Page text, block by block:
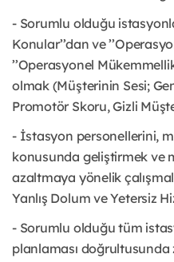
- Sorumlu olduğu
Konular’’dan ve
’’Operasyonel
olmak (Müşterinin Sesi;
Promotör Skoru, Gizli
- İstasyon personellerini,
konusunda geliştirmek ve
azaltmaya yönelik
Yanlış Dolum ve Yetersiz
- Sorumlu olduğu tüm
planlaması